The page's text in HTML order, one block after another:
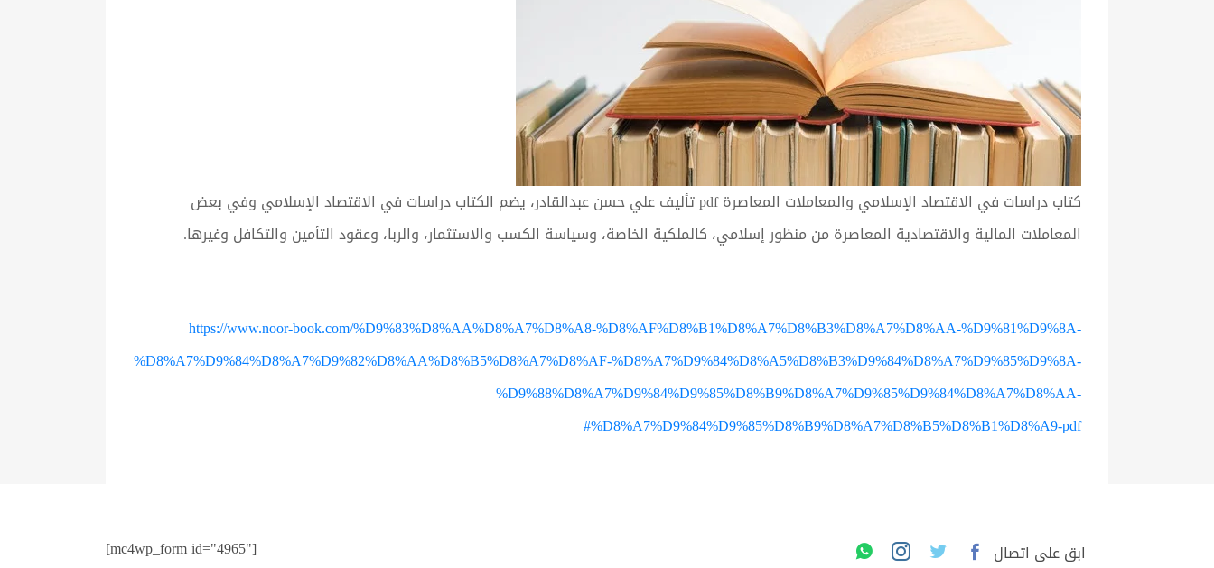
كتاب دراسات في الاقتصاد الإسلامي والمعاملات المعاصرة pdf تأليف علي حسن عبدالقادر، يضم الكتاب دراسات في الاقتصاد الإسلامي وفي بعض
المعاملات المالية والاقتصادية المعاصرة من منظور إسلامي، كالملكية الخاصة، وسياسة الكسب والاستثمار، والربا، وعقود التأمين والتكافل وغيرها.
https://www.noor-book.com/%D9%83%D8%AA%D8%A7%D8%A8-%D8%AF%D8%B1%D8%A7%D8%B3%D8%A7%D8%AA-%D9%81%D9%8A-
%D8%A7%D9%84%D8%A7%D9%82%D8%AA%D8%B5%D8%A7%D8%AF-%D8%A7%D9%84%D8%A5%D8%B3%D9%84%D8%A7%D9%85%D9%8A-
%D9%88%D8%A7%D9%84%D9%85%D8%B9%D8%A7%D9%85%D9%84%D8%A7%D8%AA-
%D8%A7%D9%84%D9%85%D8%B9%D8%A7%D8%B5%D8%B1%D8%A9-pdf#
ابق على اتصال [mc4wp_form id="4965"]